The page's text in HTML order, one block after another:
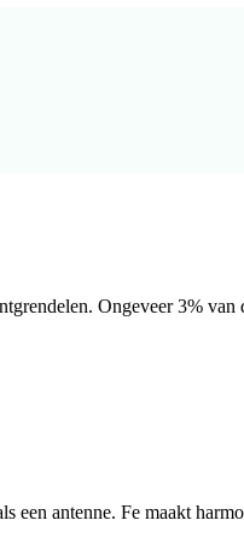
Ongeveer 3%
een antenne. Fe maakt